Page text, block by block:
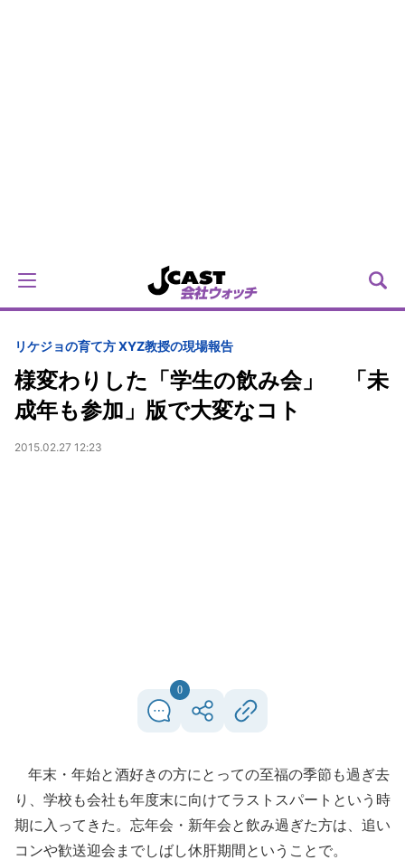
リケジョの育て方 XYZ教授の現場報告
様変わりした「学生の飲み会」 「未
成年も参加」版で大変なコト
2015.02.27 12:23
0
年末・年始と酒好きの方にとっての至福の季節も過ぎ去
り、学校も会社も年度末に向けてラストスパートという時
期に入ってきた。忘年会・新年会と飲み過ぎた方は、追い
コンや歓送迎会までしばし休肝期間ということで。